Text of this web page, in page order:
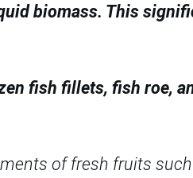
biomass. This
fish fillets, fish roe,
of fresh fruits